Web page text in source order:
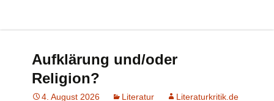
Aufklärung und/oder
Religion?
4. August 2026 Literatur Literaturkritik.de